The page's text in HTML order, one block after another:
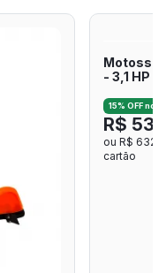
- 3,1 HP -
15% OFF no
R$
ou R$
cartão